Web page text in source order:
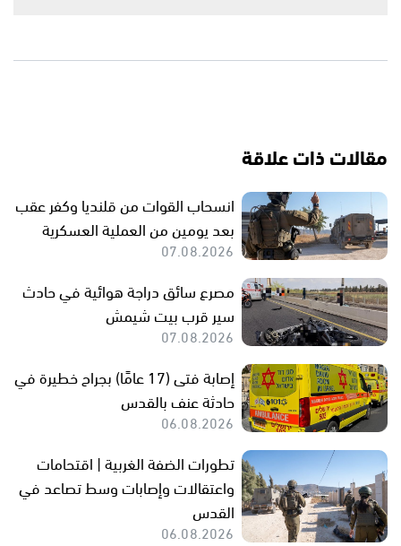
مقالات ذات علاقة
انسحاب القوات من قلنديا وكفر عقب
بعد يومين من العملية العسكرية
07.08.2026
مصرع سائق دراجة هوائية في حادث
سير قرب بيت شيمش
07.08.2026
إصابة فتى (17 عامًا) بجراح خطيرة في
حادثة عنف بالقدس
06.08.2026
تطورات الضفة الغربية | اقتحامات
واعتقالات وإصابات وسط تصاعد في
القدس
06.08.2026